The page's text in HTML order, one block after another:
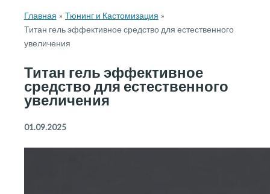
Главная
Тюнинг и Кастомизация
Титан гель эффективное средство для естественного
увеличения
Титан гель эффективное
средство для естественного
увеличения
01.09.2025